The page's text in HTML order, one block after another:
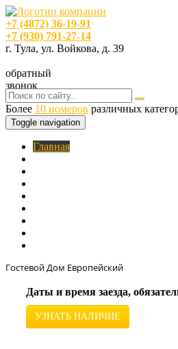
+7 (4872) 36-19-91
+7 (930) 791-27-14
г. Тула, ул. Войкова, д. 39
обратный
звонок
Более 10 номеров различных
Toggle navigation
Главная
Гостевой Дом Европейский
Даты и время заезда,
УЗНАТЬ НАЛИЧИЕ